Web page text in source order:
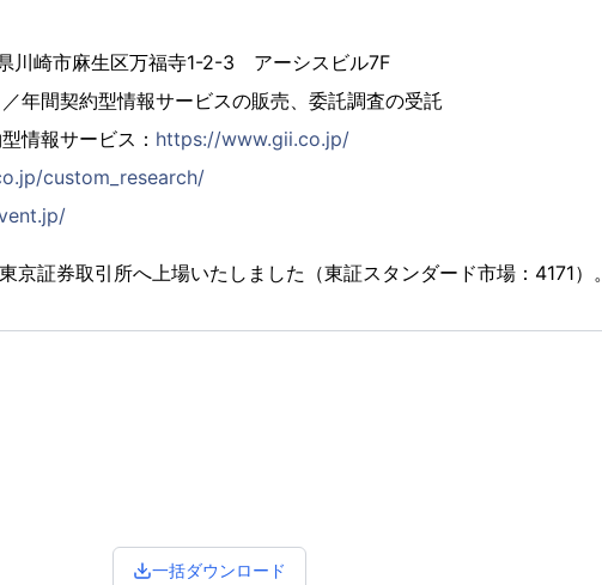
崎市麻生区万福寺1-2-3 アーシスビル7F
年間契約型情報サービスの販売、委託調査の受託
情報サービス： https://www.gii.co.jp/
custom_research/
証券取引所へ上場いたしました（東証スタンダード市場：4171）。
一括ダウンロード